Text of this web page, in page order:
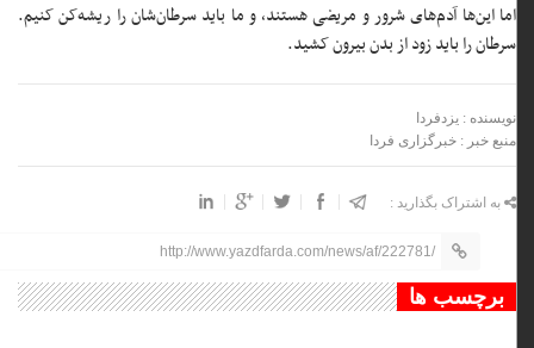
اما این‌ها آدم‌های شرور و مریضی هستند، و ما باید سرطان‌شان را ریشه‌کن کنیم.
سرطان را باید زود از بدن بیرون کشید.
نویسنده : یزدفردا
منبع خبر : خبرگزاری فردا
به اشتراک بگذارید :
http://www.yazdfarda.com/news/af/222781/
برچسب ها